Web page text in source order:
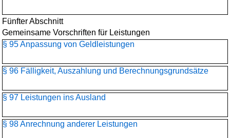
Fünfter Abschnitt
Gemeinsame Vorschriften für Leistungen
§ 95 Anpassung von Geldleistungen
§ 96 Fälligkeit, Auszahlung und Berechnungsgrundsätze
§ 97 Leistungen ins Ausland
§ 98 Anrechnung anderer Leistungen